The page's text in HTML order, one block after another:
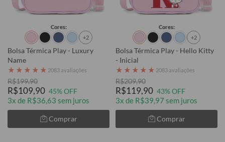
Cores:
+2
Bolsa Térmica Play - Luxury
Name
★ ★ ★ ★ ★ 2083 avaliações
R$199,90
R$109,90 45% OFF
3x de R$36,63 sem juros
Comprar
Cores:
+2
Bolsa Térmica Play - Hello Kitty
- Inicial
★ ★ ★ ★ ★ 2083 avaliações
R$209,90
R$119,90 43% OFF
3x de R$39,97 sem juros
Comprar